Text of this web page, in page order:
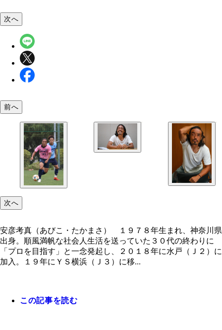
明るい性格、ひたむきなプレー姿勢でチームを活
るのも大きな役割だが、今季は結果にこだわる
次へ
前へ
次へ
安彦考真（あびこ・たかまさ） １９７８年生まれ、神奈川県
出身。順風満帆な社会人生活を送っていた３０代の終わりに
「プロを目指す」と一念発起し、２０１８年に水戸（Ｊ２）に
加入。１９年にＹＳ横浜（Ｊ３）に移...
この記事を読む